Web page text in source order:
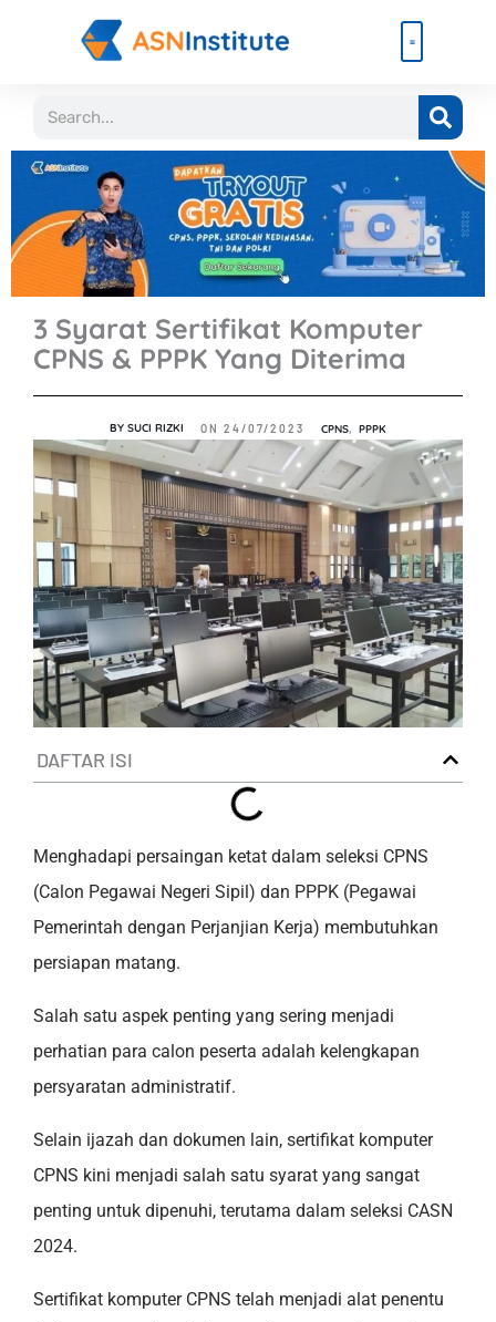
Search
3 Syarat Sertifikat Komputer
CPNS & PPPK Yang Diterima
BY SUCI RIZKI ON 24/07/2023 CPNS, PPPK
DAFTAR ISI
Menghadapi persaingan ketat dalam seleksi CPNS
(Calon Pegawai Negeri Sipil) dan PPPK (Pegawai
Pemerintah dengan Perjanjian Kerja) membutuhkan
persiapan matang.
Salah satu aspek penting yang sering menjadi
perhatian para calon peserta adalah kelengkapan
persyaratan administratif.
Selain ijazah dan dokumen lain, sertifikat komputer
CPNS kini menjadi salah satu syarat yang sangat
penting untuk dipenuhi, terutama dalam seleksi CASN
2024.
Sertifikat komputer CPNS telah menjadi alat penentu